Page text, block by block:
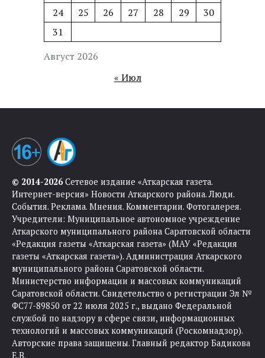
Август 2026
24
25 26 27 28 29
30
31
« Июл
© 2014-2026Сетевое издание «Аткарская газета.
Интернет-версия» Новости Аткарского района. Люди.
События. Реклама. Мнения. Комментарии. Фотогалерея.
Учредители: Муниципальное автономное учреждение
Аткарского муниципального района Саратовской области
«Редакция газеты «Аткарская газета» (МАУ «Редакция
газеты «Аткарская газета»). Администрация Аткарского
муниципального района Саратовской области.
Министерство информации и массовых коммуникаций
Саратовской области. Свидетельство о регистрации Эл №
ФС77-89850 от 22 июля 2025 г., выдано Федеральной
службой по надзору в сфере связи, информационных
технологий и массовых коммуникаций (Роскомнадзор).
Авторские права защищены. Главный редактор Бадикова
Е.В.